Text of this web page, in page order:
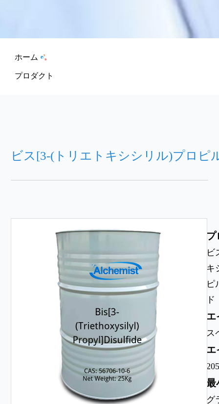
ホーム
プロダクト
ビス[3-(トリエトキシシリル)プロピ
プ
ビ
キ
ピ
ド
エ
ス
エ
最
グ